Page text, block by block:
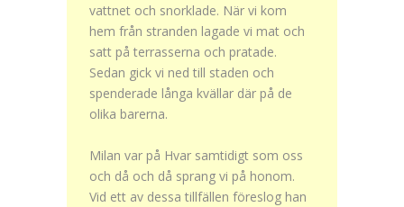
vattnet och snorklade. När vi kom
hem från stranden lagade vi mat och
satt på terrasserna och pratade.
Sedan gick vi ned till staden och
spenderade långa kvällar där på de
olika barerna.
Milan var på Hvar samtidigt som oss
och då och då sprang vi på honom.
Vid ett av dessa tillfällen föreslog han